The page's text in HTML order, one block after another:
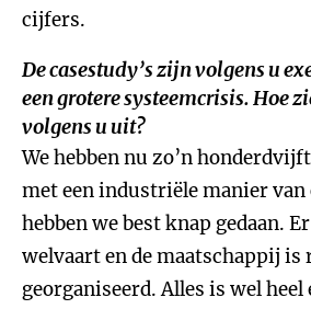
cijfers.
De casestudy’s zijn volgens u
een grotere systeemcrisis. Hoe
volgens u uit?
We hebben nu zo’n
met een industriële manier van
hebben we best knap gedaan.
welvaart en de maatschappij is
georganiseerd. Alles is wel